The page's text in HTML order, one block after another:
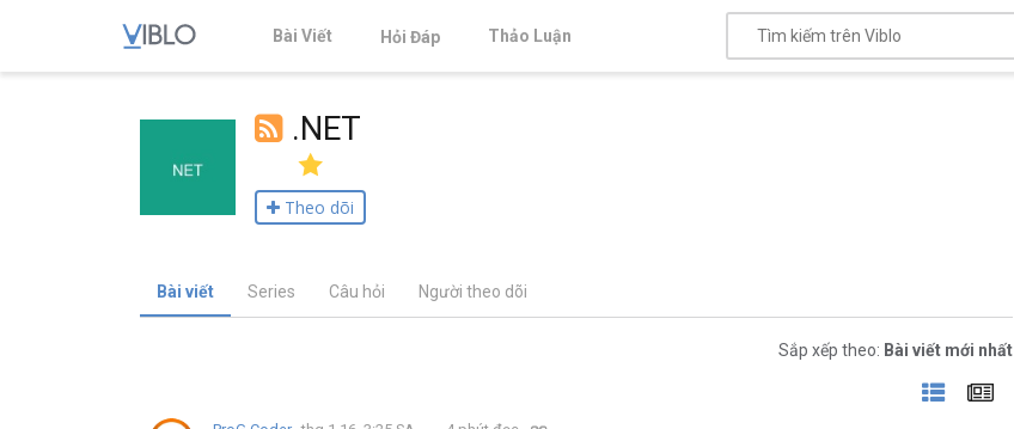
Bài Viết Hỏi Đáp Thảo Luận
.NET
Theo dõi
Bài viết Series Câu hỏi Người theo dõi
Sắp xếp theo: Bài viết mới nhất